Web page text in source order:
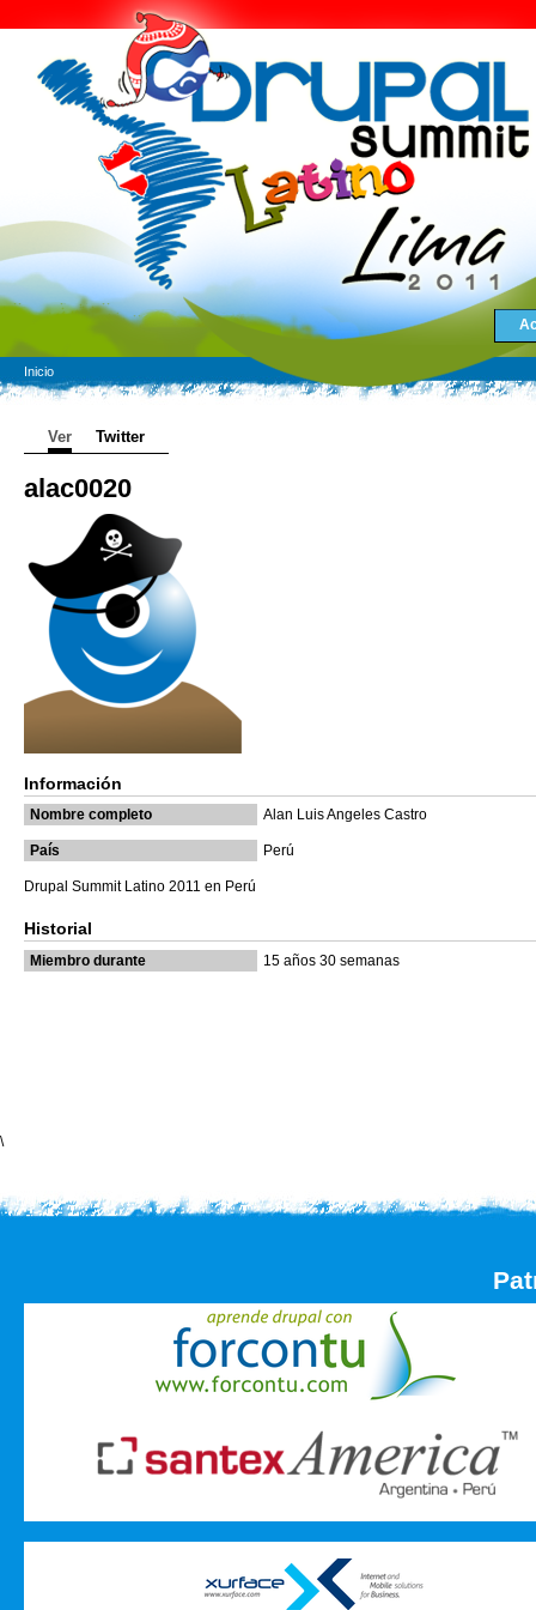
Inicio
Ver Twitter
alac0020
Información
Nombre completo Alan Luis Angeles Castro
País Perú
Drupal Summit Latino 2011 en Perú
Historial
Miembro durante 15 años 30 semanas
\